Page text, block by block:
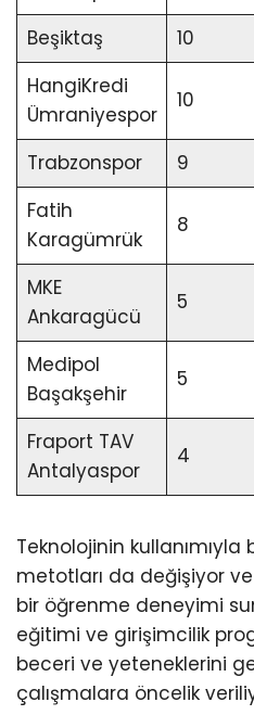
Beşiktaş
10
HangiKredi
Ümraniyespor
10
Trabzonspor 9
Fatih
Karagümrük
8
MKE
Ankaragücü
5
Medipol
Başakşehir
5
Fraport TAV
Antalyaspor
4
Teknolojinin
metotları da değişiyor
bir öğrenme deneyimi
eğitimi ve girişimcilik
beceri ve yeteneklerini
çalışmalara öncelik